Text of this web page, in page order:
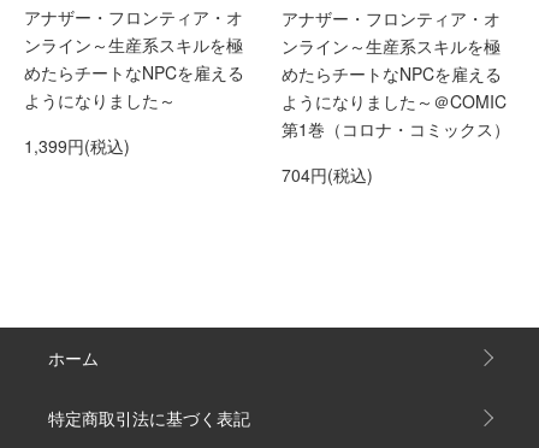
アナザー・フロンティア・オ
ンライン～生産系スキルを極
めたらチートなNPCを雇える
ようになりました～
1,399円(税込)
アナザー・フロンティア・オ
ンライン～生産系スキルを極
めたらチートなNPCを雇える
ようになりました～＠COMIC
第1巻（コロナ・コミックス）
704円(税込)
ホーム
特定商取引法に基づく表記